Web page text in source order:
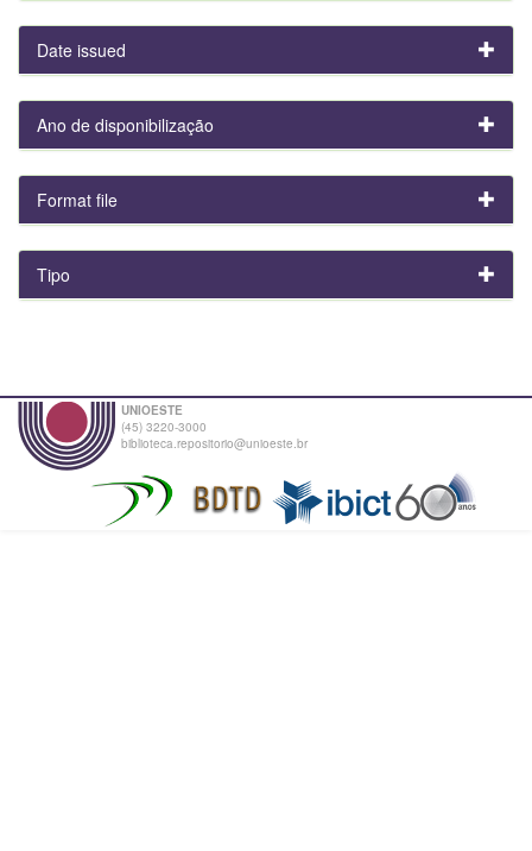
Date issued
Ano de disponibilização
Format file
Tipo
UNIOESTE
(45) 3220-3000
biblioteca.repositorio@unioeste.br